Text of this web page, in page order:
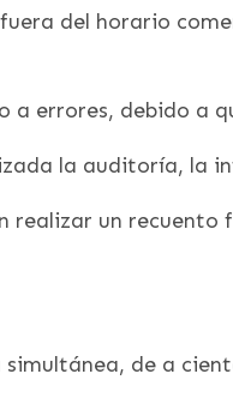
del horario
a errores, debido a
la auditoría, la
realizar un
de a